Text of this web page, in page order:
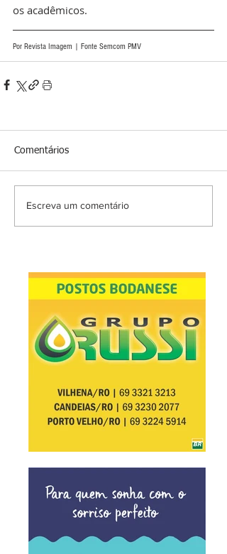
os acadêmicos.
Por Revista Imagem | Fonte Semcom PMV
Comentários
Escreva um comentário